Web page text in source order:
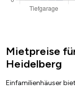
Mietpreise
Heidelberg
Einfamilienhäuser